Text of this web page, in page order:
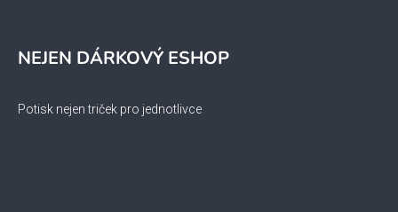
NEJEN DÁRKOVÝ ESHOP
Potisk nejen triček pro jednotlivce